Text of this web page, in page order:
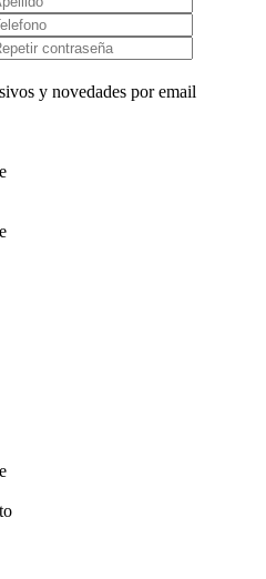
y novedades por email